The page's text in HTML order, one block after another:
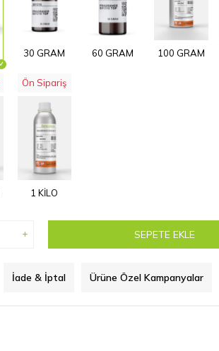
30 GRAM 60 GRAM 100 GRAM
Ön Sipariş
1 KİLO
SEPETE EKLE
İade & İptal Ürüne Özel Kampanyalar